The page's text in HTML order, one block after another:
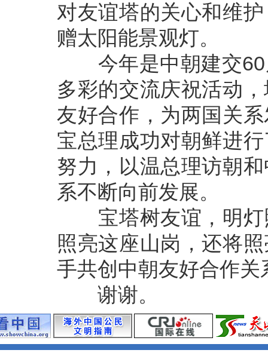
对友谊塔的关心和维
赠太阳能景观灯。
今年是中朝建交60
多彩的交流庆祝活动
友好合作，为两国关
宝总理成功对朝鲜进
努力，以温总理访朝
系不断向前发展。
宝塔树友谊，明灯
照亮这座山岗，还将
手共创中朝友好合作
谢谢。